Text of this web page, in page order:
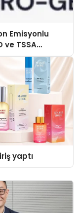
Emisyonlu
ve TSSA
yaptı